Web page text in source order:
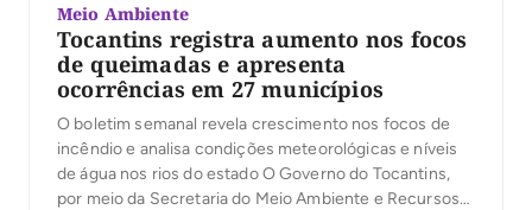
Meio Ambiente
Tocantins registra aumento nos focos
de queimadas e apresenta
ocorrências em 27 municípios
O boletim semanal revela crescimento nos focos de
incêndio e analisa condições meteorológicas e níveis
de água nos rios do estado O Governo do Tocantins,
por meio da Secretaria do Meio Ambiente e Recursos